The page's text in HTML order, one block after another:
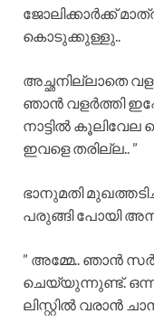
ജോലിക്കാർക്ക്
കൊടുക്കുള്ളു..
അച്ഛനില്ലാതെ
ഞാൻ വളർത്തി
നാട്ടിൽ
ഇവളെ തരില്ല.. ”
ഭാനുമതി
പരുങ്ങി പോയി
” അമ്മേ.. ഞാൻ
ചെയ്യുന്നുണ്ട്. ഒന്ന്
ലിസ്റ്റിൽ വരാൻ